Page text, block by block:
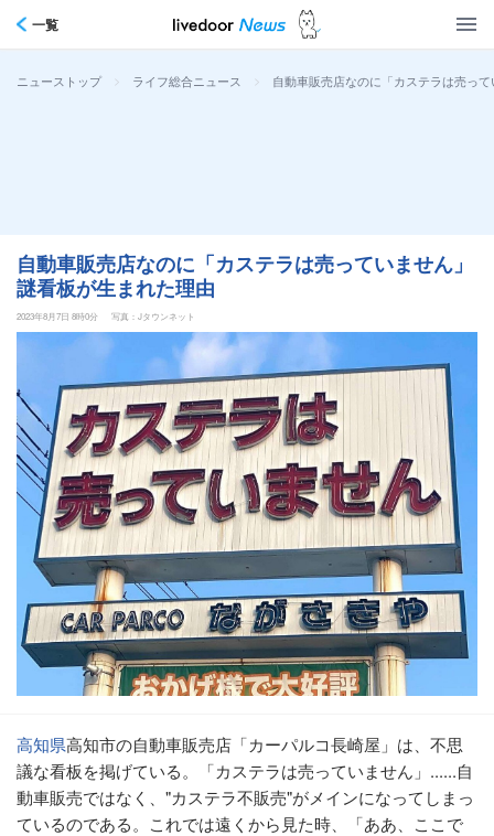
一覧
ニューストップ > ライフ総合ニュース > 自動車販売店なのに「カステラは売っ
自動車販売店なのに「カステラは売っていません」
謎看板が生まれた理由
2023年8月7日 8時0分 写真：Jタウンネット
高知県高知市の自動車販売店「カーパルコ長崎屋」は、不思
議な看板を掲げている。「カステラは売っていません」......自
動車販売ではなく、"カステラ不販売"がメインになってしまっ
ているのである。これでは遠くから見た時、「ああ、ここで